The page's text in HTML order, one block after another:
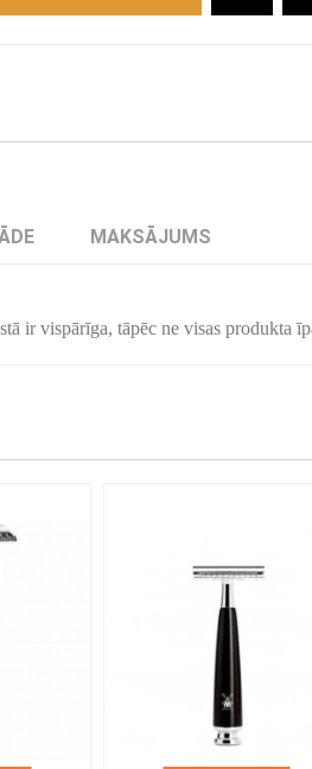
MAKSĀJUMS
ir vispārīga, tāpēc ne visas produkta